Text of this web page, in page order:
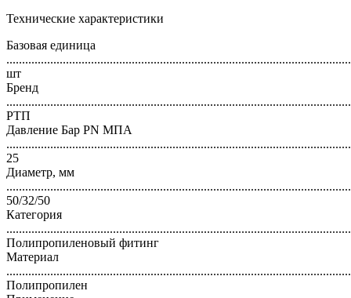
Технические характеристики
Базовая единица
шт
Бренд
РТП
Давление Бар PN МПА
25
Диаметр, мм
50/32/50
Категория
Полипропиленовый фитинг
Материал
Полипропилен